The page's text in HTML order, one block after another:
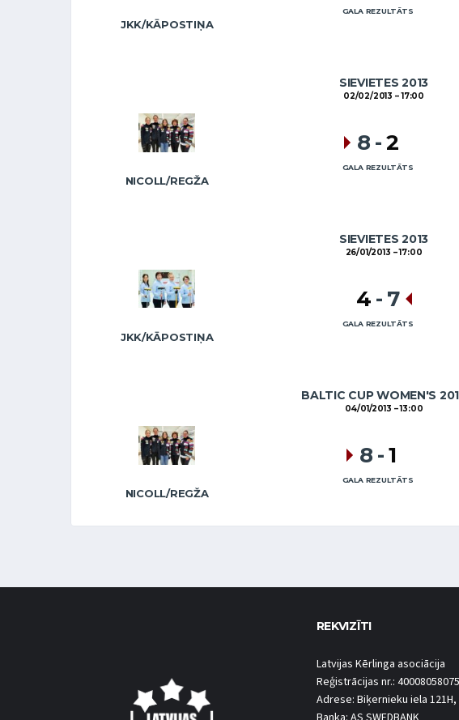
JKK/KĀPOSTIŅA
GALA REZULTĀTS
SIEVIETES 2013
02/02/2013 17:00
NICOLL/REGŽA
8 -2
GALA REZULTĀTS
SIEVIETES 2013
26/01/2013 17:00
JKK/KĀPOSTIŅA
4 - 7
GALA REZULTĀTS
BALTIC CUP WOMEN'S
04/01/2013 13:00
NICOLL/REGŽA
8 -1
GALA REZULTĀTS
REKVIZĪTI
Latvijas Kērlinga asociācija
Reģistrācijas nr.: 40008058075
Adrese: Biķernieku iela 121H,